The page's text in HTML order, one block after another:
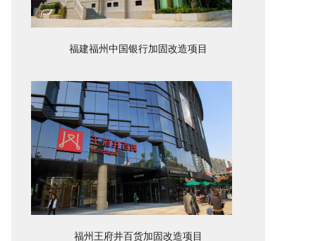
福建福州中国银行加固改造项目
福州王府井百货加固改造项目